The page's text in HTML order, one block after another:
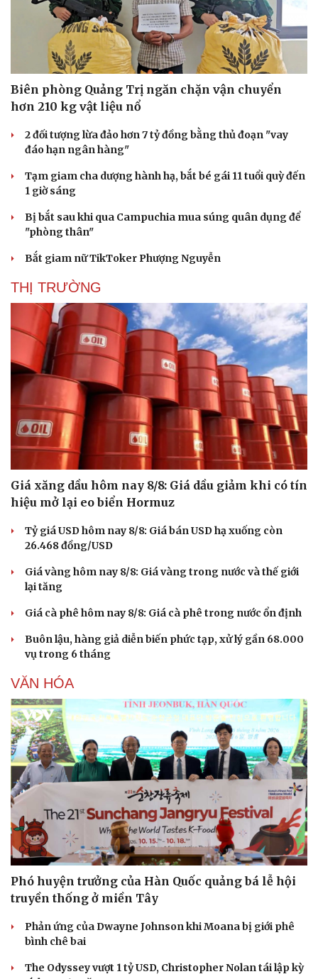
Văn hóa
Sân khấu - Điện ảnh
Văn học
Âm nhạc
Di sản
Giải trí
Nghệ sĩ
Thời trang
Sao Việt
Biên phòng Quảng Trị ngăn chặn vận chuyển
hơn 210 kg vật liệu nổ
2 đối tượng lừa đảo hơn 7 tỷ đồng bằng thủ đoạn "vay
đáo hạn ngân hàng"
Tạm giam cha dượng hành hạ, bắt bé gái 11 tuổi quỳ đến
1 giờ sáng
Bị bắt sau khi qua Campuchia mua súng quân dụng để
"phòng thân"
Bắt giam nữ TikToker Phượng Nguyễn
THỊ TRƯỜNG
Giá xăng dầu hôm nay 8/8: Giá dầu giảm khi có tín
hiệu mở lại eo biển Hormuz
Tỷ giá USD hôm nay 8/8: Giá bán USD hạ xuống còn
26.468 đồng/USD
Giá vàng hôm nay 8/8: Giá vàng trong nước và thế giới
lại tăng
Giá cà phê hôm nay 8/8: Giá cà phê trong nước ổn định
Buôn lậu, hàng giả diễn biến phức tạp, xử lý gần 68.000
vụ trong 6 tháng
VĂN HÓA
Phó huyện trưởng của Hàn Quốc quảng bá lễ hội
truyền thống ở miền Tây
Phản ứng của Dwayne Johnson khi Moana bị giới phê
bình chê bai
The Odyssey vượt 1 tỷ USD, Christopher Nolan tái lập kỳ